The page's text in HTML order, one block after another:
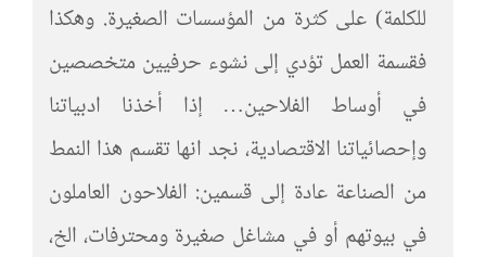
للكلمة) على كثرة من المؤسسات الصغيرة. وهكذا
فقسمة العمل تؤدي إلى نشوء حرفيين متخصصين
في أوساط الفلاحين… إذا أخذنا ادبياتنا
وإحصائياتنا الاقتصادية، نجد انها تقسم هذا النمط
من الصناعة عادة إلى قسمين: الفلاحون العاملون
في بيوتهم أو في مشاغل صغيرة ومحترفات، الخ،